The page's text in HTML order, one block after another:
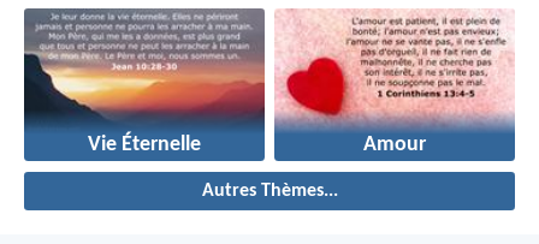
Vie Éternelle Amour
Autres Thèmes...